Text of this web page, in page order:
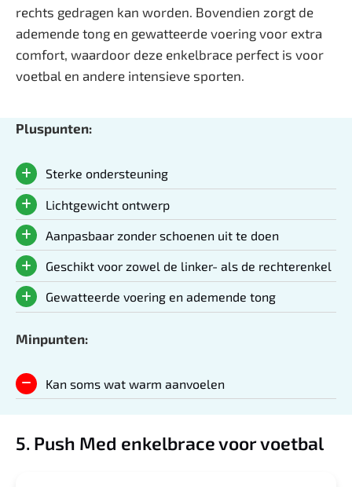
rechts gedragen kan worden. Bovendien zorgt de
ademende tong en gewatteerde voering voor extra
comfort, waardoor deze enkelbrace perfect is voor
voetbal en andere intensieve sporten.
Pluspunten:
Sterke ondersteuning
Lichtgewicht ontwerp
Aanpasbaar zonder schoenen uit te doen
Geschikt voor zowel de linker- als de rechterenkel
Gewatteerde voering en ademende tong
Minpunten:
Kan soms wat warm aanvoelen
5. Push Med enkelbrace voor voetbal